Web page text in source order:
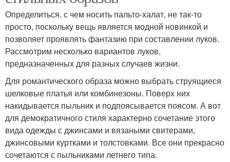
Определиться, с чем носить пальто-халат, не так-то
просто, поскольку вещь является модной новинкой и
позволяет проявлять фантазию при составлении луков.
Рассмотрим несколько вариантов луков,
предназначенных для разных случаев жизни.
Для романтического образа можно выбрать струящиеся
шелковые платья или комбинезоны. Поверх них
накидывается пыльник и подпоясывается поясом. А вот
для демократичного стиля характерно сочетание этого
вида одежды с джинсами и вязаными свитерами,
джинсовыми куртками и толстовками. Все они прекрасно
сочетаются с пыльниками летнего типа.